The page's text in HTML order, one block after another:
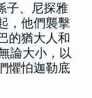
子、尼探雅
，他們襲擊
的猶大人和
論大小，以
懼怕迦勒底